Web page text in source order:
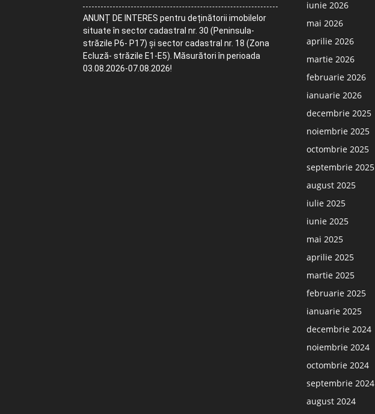
ANUNȚ DE INTERES pentru deținătorii imobilelor
situate în sector cadastral nr. 30 (Peninsula-
străzile P6- P17) și sector cadastral nr. 18 (Zona
Ecluză- străzile E1-E5). Măsurători în perioada
03.08.2026-07.08.2026!
iunie 2026
mai 2026
aprilie 2026
martie 2026
februarie 2026
ianuarie 2026
decembrie 2025
noiembrie 2025
octombrie 2025
septembrie 2025
august 2025
iulie 2025
iunie 2025
mai 2025
aprilie 2025
martie 2025
februarie 2025
ianuarie 2025
decembrie 2024
noiembrie 2024
octombrie 2024
septembrie 2024
august 2024